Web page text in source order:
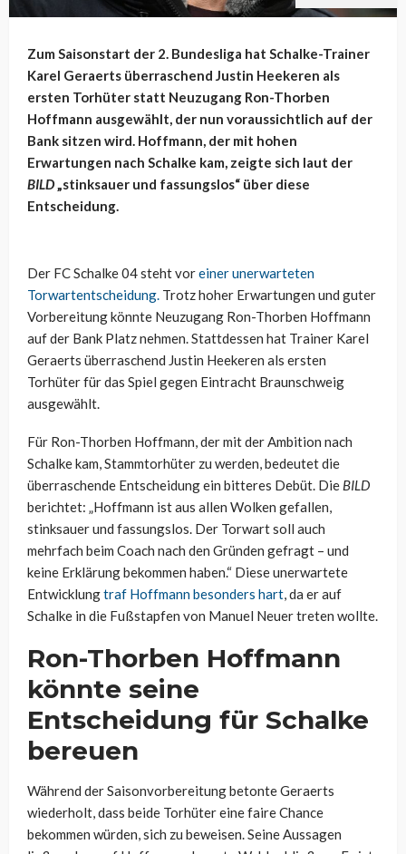
Zum Saisonstart der 2. Bundesliga hat Schalke-Trainer
Karel Geraerts überraschend Justin Heekeren als
ersten Torhüter statt Neuzugang Ron-Thorben
Hoffmann ausgewählt, der nun voraussichtlich auf der
Bank sitzen wird. Hoffmann, der mit hohen
Erwartungen nach Schalke kam, zeigte sich laut der
BILD„stinksauer und fassungslos“ über diese
Entscheidung.
Der FC Schalke 04 steht voreiner unerwarteten
Torwartentscheidung. Trotz hoher Erwartungen und guter
Vorbereitung könnte Neuzugang Ron-Thorben Hoffmann
auf der Bank Platz nehmen. Stattdessen hat Trainer Karel
Geraerts überraschend Justin Heekeren als ersten
Torhüter für das Spiel gegen Eintracht Braunschweig
ausgewählt.
Für Ron-Thorben Hoffmann, der mit der Ambition nach
Schalke kam, Stammtorhüter zu werden, bedeutet die
überraschende Entscheidung ein bitteres Debüt. Die BILD
berichtet: „Hoffmann ist aus allen Wolken gefallen,
stinksauer und fassungslos. Der Torwart soll auch
mehrfach beim Coach nach den Gründen gefragt – und
keine Erklärung bekommen haben.“ Diese unerwartete
Entwicklungtraf Hoffmann besonders hart, da er auf
Schalke in die Fußstapfen von Manuel Neuer treten wollte.
Ron-Thorben Hoffmann
könnte seine
Entscheidung für Schalke
bereuen
Während der Saisonvorbereitung betonte Geraerts
wiederholt, dass beide Torhüter eine faire Chance
bekommen würden, sich zu beweisen. Seine Aussagen